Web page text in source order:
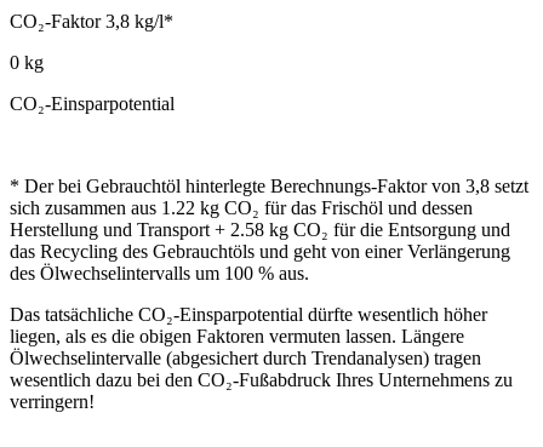
CO₂-Faktor 3,8 kg/l*
0 kg
CO₂-Einsparpotential
* Der bei Gebrauchtöl hinterlegte Berechnungs-Faktor von 3,8 setzt
sich zusammen aus 1.22 kg CO₂ für das Frischöl und dessen
Herstellung und Transport + 2.58 kg CO₂ für die Entsorgung und
das Recycling des Gebrauchtöls und geht von einer Verlängerung
des Ölwechselintervalls um 100 % aus.
Das tatsächliche CO₂-Einsparpotential dürfte wesentlich höher
liegen, als es die obigen Faktoren vermuten lassen. Längere
Ölwechselintervalle (abgesichert durch Trendanalysen) tragen
wesentlich dazu bei den CO₂-Fußabdruck Ihres Unternehmens zu
verringern!